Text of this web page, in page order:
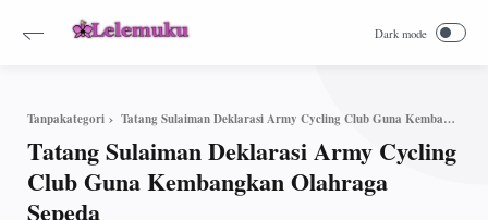
Tanpakategori Tatang Sulaiman Deklarasi Army Cycling Club Guna Kembangkan Olahraga Sepeda
Tatang Sulaiman Deklarasi Army Cycling
Club Guna Kembangkan Olahraga
Sepeda